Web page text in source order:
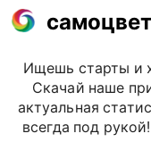
Ищешь старты и
Скачай наше
актуальная
всегда под